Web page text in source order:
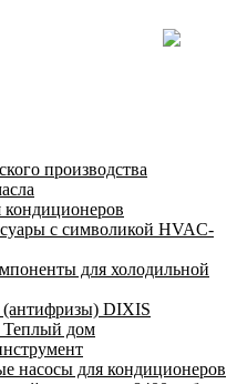
производства
с символикой HVAC-
для холодильной
(антифризы) DIXIS
Теплый дом
насосы для кондиционеров